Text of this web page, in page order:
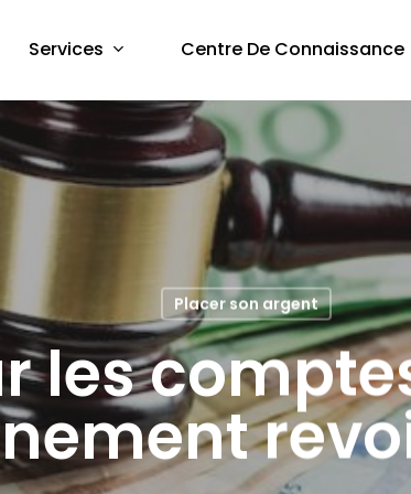
Services Centre De Connaissance
Placer son argent
les